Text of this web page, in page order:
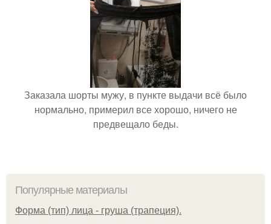
Заказала шорты мужу, в пункте выдачи всё было
нормально, примерил все хорошо, ничего не
предвещало беды.
Популярные материалы
Форма (тип) лица - груша (трапеция).